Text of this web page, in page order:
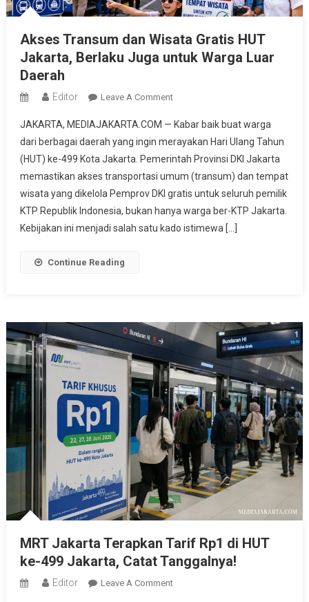
Akses Transum dan Wisata Gratis HUT
Jakarta, Berlaku Juga untuk Warga Luar
Daerah
Editor Leave A CommentOn
Transum
Dan
Wisata
Gratis
HUT
Jakarta,
Berlaku
JAKARTA, MEDIAJAKARTA.COM — Kabar baik buat warga
dari berbagai daerah yang ingin merayakan Hari Ulang Tahun
(HUT) ke-499 Kota Jakarta. Pemerintah Provinsi DKI Jakarta
memastikan akses transportasi umum (transum) dan tempat
wisata yang dikelola Pemprov DKI gratis untuk seluruh pemilik
KTP Republik Indonesia, bukan hanya warga ber-KTP Jakarta.
Kebijakan ini menjadi salah satu kado istimewa […]
Continue Reading
MRT Jakarta Terapkan Tarif Rp1 di HUT
ke-499 Jakarta, Catat Tanggalnya!
Editor Leave A CommentOn